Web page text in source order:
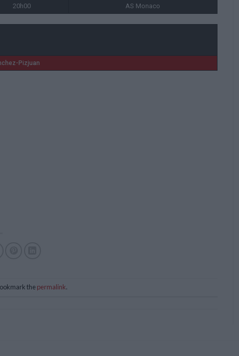
20h00 AS Monaco
Pizjuan
the permalink.